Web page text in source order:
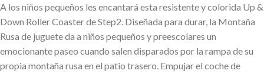
A los niños pequeños les encantará esta resistente y colorida Up &
Down Roller Coaster de Step2. Diseñada para durar, la Montaña
Rusa de juguete da a niños pequeños y preescolares un
emocionante paseo cuando salen disparados por la rampa de su
propia montaña rusa en el patio trasero. Empujar el coche de